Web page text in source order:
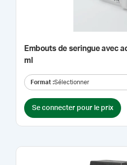
Embouts de seringue avec
ml
Format :Sélectionner
Se connecter pour le prix